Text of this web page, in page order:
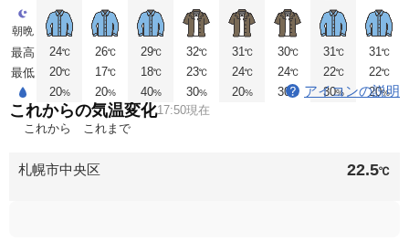
朝晩
最高
最低
24℃
20℃
20%
26℃
17℃
20%
29℃
18℃
40%
32℃
23℃
30%
31℃
24℃
20%
30℃
24℃
30 %
31℃
22℃
30%
31℃
22℃
20%
アイコンの説明
これからの気温変化17:50現在
これから
これまで
札幌市中央区 22.5℃